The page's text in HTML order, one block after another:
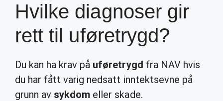
Hvilke diagnoser gir
rett til uføretrygd?
Du kan ha krav på uføretrygd fra NAV hvis
du har fått varig nedsatt inntektsevne på
grunn av sykdom eller skade.